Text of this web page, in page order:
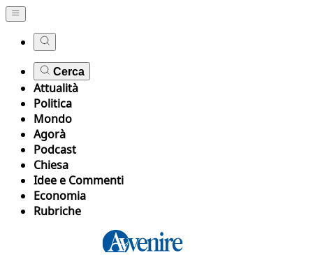
Cerca
Attualità
Politica
Mondo
Agorà
Podcast
Chiesa
Idee e Commenti
Economia
Rubriche